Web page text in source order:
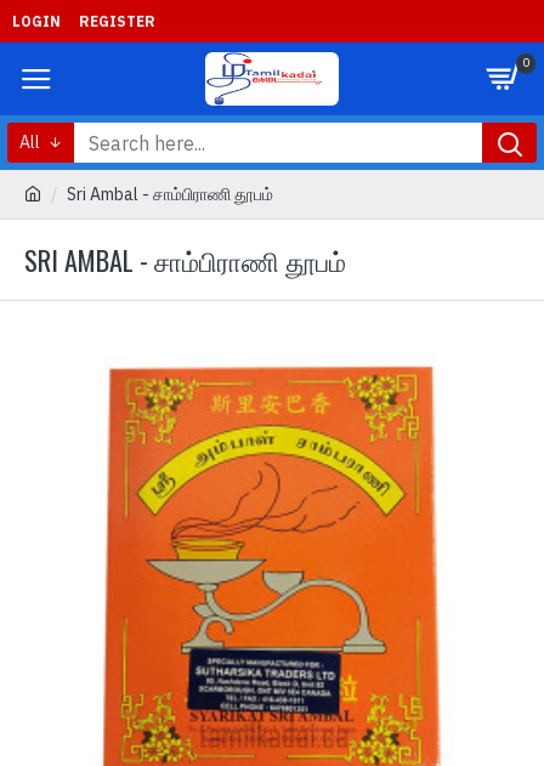
LOGIN REGISTER
0
All
Sri Ambal - சாம்பிராணி தூபம்
SRI AMBAL - சாம்பிராணி தூபம்